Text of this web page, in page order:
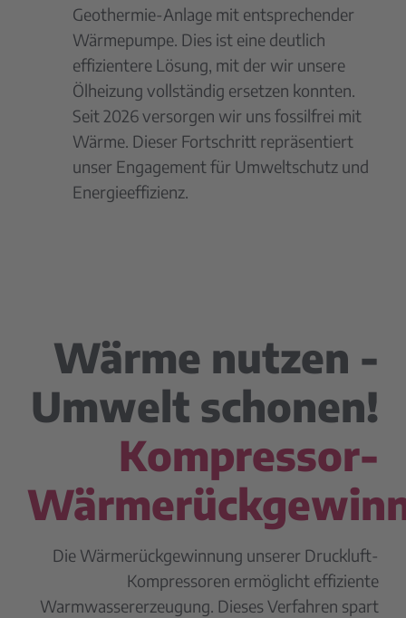
Geothermie-Anlage mit entsprechender
Wärmepumpe. Dies ist eine deutlich
effizientere Lösung, mit der wir unsere
Ölheizung vollständig ersetzen konnten.
Seit 2026 versorgen wir uns fossilfrei mit
Wärme. Dieser Fortschritt repräsentiert
unser Engagement für Umweltschutz und
Energieeffizienz.
Wärme nutzen -
Umwelt schonen!
Kompressor-
Die Wärmerückgewinnung unserer Druckluft-
Kompressoren ermöglicht effiziente
Warmwassererzeugung. Dieses Verfahren spart